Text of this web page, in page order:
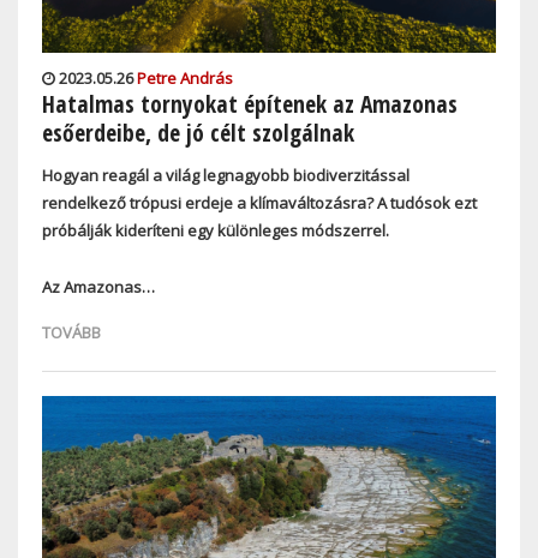
2023.05.26Petre András
Hatalmas tornyokat építenek az Amazonas
esőerdeibe, de jó célt szolgálnak
Hogyan reagál a világ legnagyobb biodiverzitással
rendelkező trópusi erdeje a klímaváltozásra? A tudósok ezt
próbálják kideríteni egy különleges módszerrel.
Az Amazonas…
TOVÁBB